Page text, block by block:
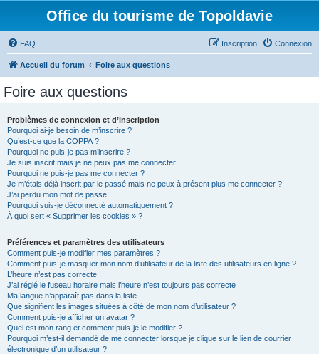
Office du tourisme de Topoldavie
FAQ Connexion
Inscription
Accueil du forum Foire aux questions
Foire aux questions
Problèmes de connexion et d’inscription
Pourquoi ai-je besoin de m’inscrire ?
Qu’est-ce que la COPPA ?
Pourquoi ne puis-je pas m’inscrire ?
Je suis inscrit mais je ne peux pas me connecter !
Pourquoi ne puis-je pas me connecter ?
Je m’étais déjà inscrit par le passé mais ne peux à présent plus me connecter ?!
J’ai perdu mon mot de passe !
Pourquoi suis-je déconnecté automatiquement ?
À quoi sert « Supprimer les cookies » ?
Préférences et paramètres des utilisateurs
Comment puis-je modifier mes paramètres ?
Comment puis-je masquer mon nom d’utilisateur de la liste des utilisateurs en ligne ?
L’heure n’est pas correcte !
J’ai réglé le fuseau horaire mais l’heure n’est toujours pas correcte !
Ma langue n’apparaît pas dans la liste !
Que signifient les images situées à côté de mon nom d’utilisateur ?
Comment puis-je afficher un avatar ?
Quel est mon rang et comment puis-je le modifier ?
Pourquoi m’est-il demandé de me connecter lorsque je clique sur le lien de courrier
électronique d’un utilisateur ?